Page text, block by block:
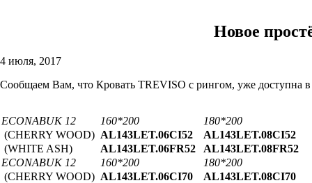
Новое
4 июля, 2017
Сообщаем Вам, что Кровать TREVISO с рингом, уже доступна
ECONABUK 12 160*200
180*200
(CHERRY WOOD) AL143LET.06CI52
AL143LET.08CI52
(WHITE ASH)
AL143LET.06FR52
AL143LET.08FR52
ECONABUK 12
160*200
180*200
(CHERRY WOOD) AL143LET.06CI70
AL143LET.08CI70